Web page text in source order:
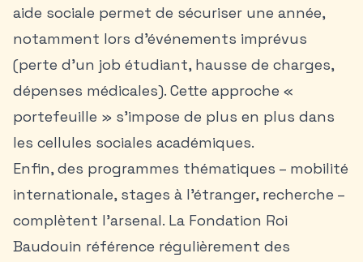
aide sociale permet de sécuriser une année,
notamment lors d’événements imprévus
(perte d’un job étudiant, hausse de charges,
dépenses médicales). Cette approche «
portefeuille » s’impose de plus en plus dans
les cellules sociales académiques.
Enfin, des programmes thématiques – mobilité
internationale, stages à l’étranger, recherche –
complètent l’arsenal. La Fondation Roi
Baudouin référence régulièrement des